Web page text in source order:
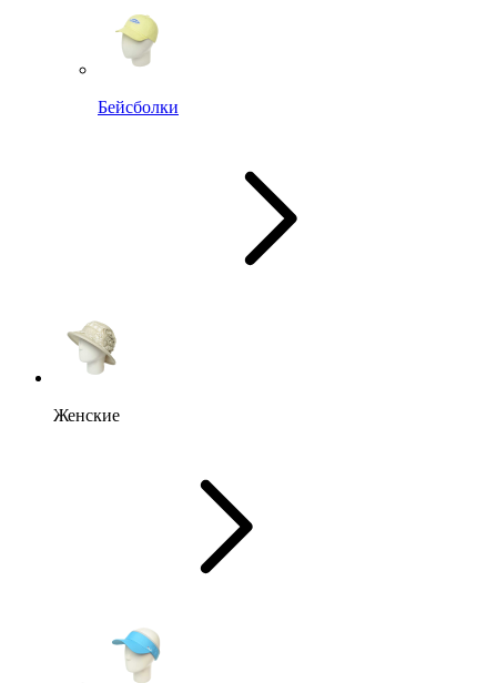
Бейсболки
Женские